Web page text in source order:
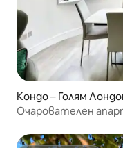
Кондо – Голям
Очарователен